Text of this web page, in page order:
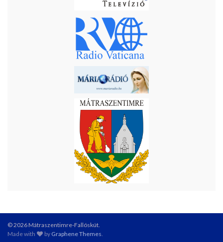
© 2026 Mátraszentimre-Fallóskút.
Made with
by Graphene Themes